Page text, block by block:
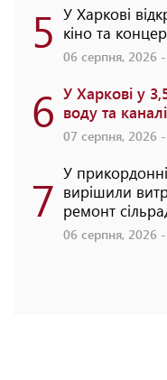
5 У Харкові
кіно та
06 серпня, 2026
6 У Харкові у
воду та
07 серпня, 2026
7 У
вирішили
ремонт
06 серпня, 2026